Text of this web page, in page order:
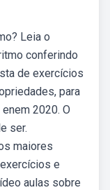
Leia o
conferindo
de exercícios
para
2020. O
ser.
maiores
e
aulas sobre